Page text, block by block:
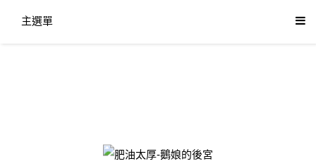
主選單
肥油太厚-鵝娘的後宮